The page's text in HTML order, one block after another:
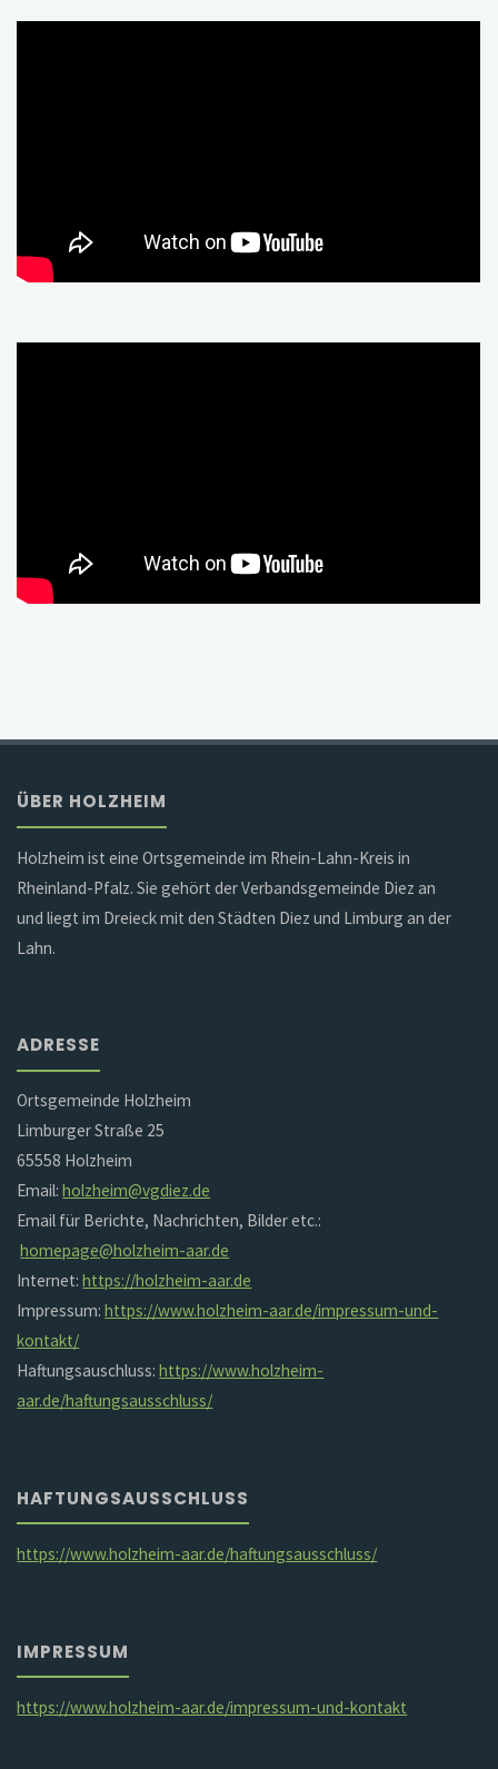
ÜBER HOLZHEIM
Holzheim ist eine Ortsgemeinde im Rhein-Lahn-Kreis in
Rheinland-Pfalz. Sie gehört der Verbandsgemeinde Diez an
und liegt im Dreieck mit den Städten Diez und Limburg an der
Lahn.
ADRESSE
Ortsgemeinde Holzheim
Limburger Straße 25
65558 Holzheim
Email:holzheim@vgdiez.de
Email für Berichte, Nachrichten, Bilder etc.:
homepage@holzheim-aar.de
Internet:https://holzheim-aar.de
Impressum:https://www.holzheim-aar.de/impressum-und-
kontakt/
Haftungsauschluss:https://www.holzheim-
aar.de/haftungsausschluss/
HAFTUNGSAUSSCHLUSS
https://www.holzheim-aar.de/haftungsausschluss/
IMPRESSUM
https://www.holzheim-aar.de/impressum-und-kontakt